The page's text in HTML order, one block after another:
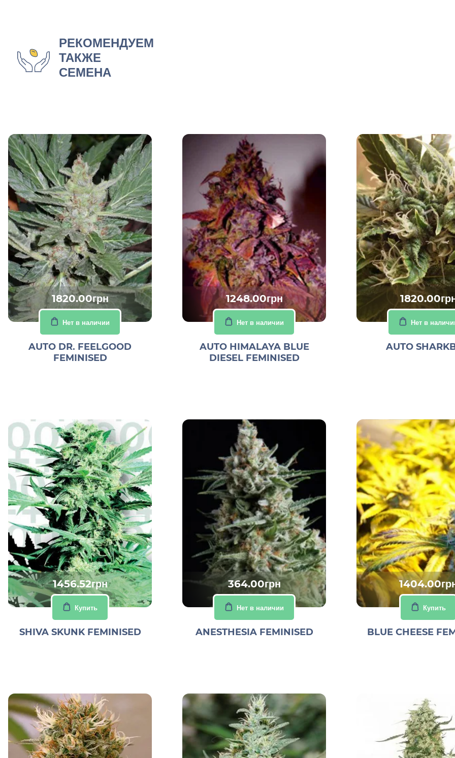
РЕКОМЕНДУЕМ
ТАКЖЕ
СЕМЕНА
1820.00грн
Нет в наличии
AUTO DR. FEELGOOD
FEMINISED
1248.00грн
Нет в наличии
AUTO HIMALAYA BLUE
DIESEL FEMINISED
Нет в
AUTO
1456.52грн
Купить
SHIVA SKUNK FEMINISED
364.00грн
Нет в наличии
ANESTHESIA FEMINISED
Купить
BLUE CHEESE